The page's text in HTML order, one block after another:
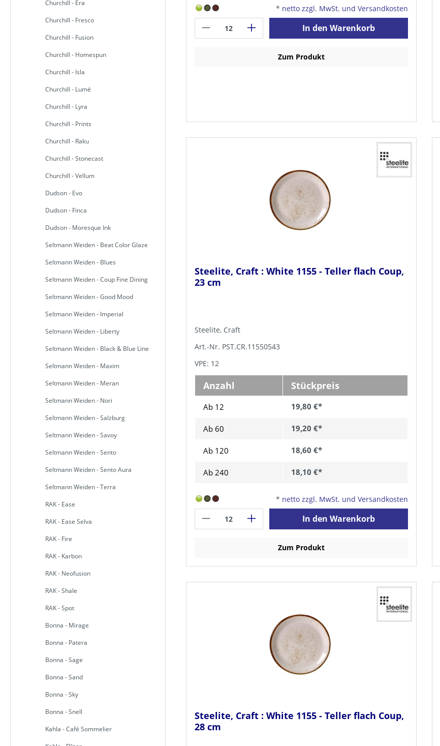
Churchill - Era
Churchill - Fresco
Churchill - Fusion
Churchill - Homespun
Churchill - Isla
Churchill - Lumé
Churchill - Lyra
Churchill - Prints
Churchill - Raku
Churchill - Stonecast
Churchill - Vellum
Dudson - Evo
Dudson - Finca
Dudson - Moresque Ink
Seltmann Weiden - Beat Color Glaze
Seltmann Weiden - Blues
Seltmann Weiden - Coup Fine Dining
Seltmann Weiden - Good Mood
Seltmann Weiden - Imperial
Seltmann Weiden - Liberty
Seltmann Weiden - Black & Blue Line
Seltmann Weiden - Maxim
Seltmann Weiden - Meran
Seltmann Weiden - Nori
Seltmann Weiden - Salzburg
Seltmann Weiden - Savoy
Seltmann Weiden - Sento
Seltmann Weiden - Sento Aura
Seltmann Weiden - Terra
RAK - Ease
RAK - Ease Selva
RAK - Fire
RAK - Karbon
RAK - Neofusion
RAK - Shale
RAK - Spot
Bonna - Mirage
Bonna - Patera
Bonna - Sage
Bonna - Sand
Bonna - Sky
Bonna - Snell
Kahla - Café Sommelier
* netto zzgl. MwSt. und Versandkosten
In den Warenkorb
Zum Produkt
Steelite, Craft : White 1155 - Teller flach Coup,
23 cm
Steelite, Craft
Art.-Nr. PST.CR.11550543
VPE: 12
Anzahl Stückpreis
Ab 12 19,80 €*
Ab 60 19,20 €*
Ab 120 18,60 €*
Ab 240 18,10 €*
* netto zzgl. MwSt. und Versandkosten
In den Warenkorb
Zum Produkt
Steelite, Craft : White 1155 - Teller flach Coup,
28 cm